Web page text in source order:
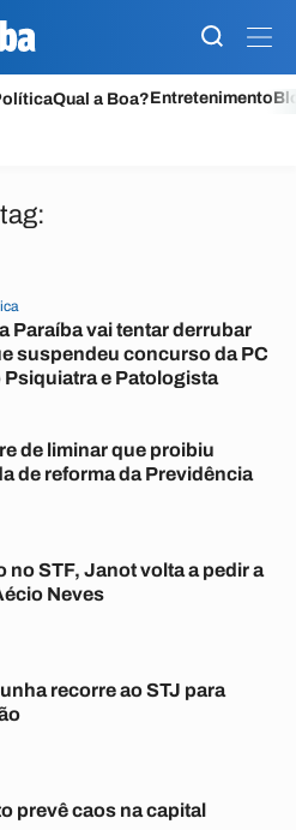
Qual a Boa?Entretenimento
Paraíba vai tentar derrubar
suspendeu concurso da PC
Psiquiatra e Patologista
de liminar que proibiu
de reforma da Previdência
no STF, Janot volta a pedir a
Neves
recorre ao STJ para
prevê caos na capital